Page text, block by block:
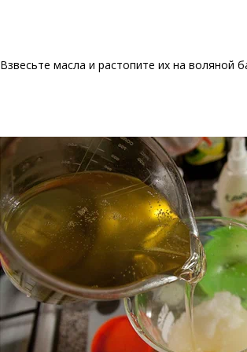
Взвесьте масла и растопите их на воляной